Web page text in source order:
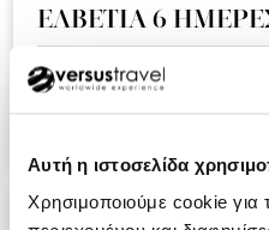
Αυτή η ιστοσελίδα
Χρησιμοποιούμε cookie για
ΕΛΒΕΤΙΑ 6
Ειναι η δευτερη συνεχομενη
σας και ημαστε πολυ
ΑΝΔΑΛΟΥΣΙΑ -